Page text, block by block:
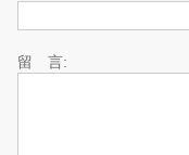
留 言: